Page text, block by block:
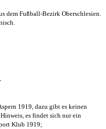
dem Fußball-Bezirk Oberschlesien.
1919, dazu gibt es keinen
es findet sich nur ein
Klub 1919;